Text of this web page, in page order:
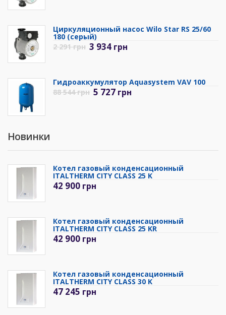
Циркуляционный насос Wilo Star RS 25/60
180 (серый)
2 291грн 3 934 грн
Гидроаккумулятор Aquasystem VAV 100
88 544грн 5 727 грн
Новинки
Котел газовый конденсационный
ITALTHERM CITY CLASS 25 K
42 900 грн
Котел газовый конденсационный
ITALTHERM CITY CLASS 25 KR
42 900 грн
Котел газовый конденсационный
ITALTHERM CITY CLASS 30 K
47 245 грн